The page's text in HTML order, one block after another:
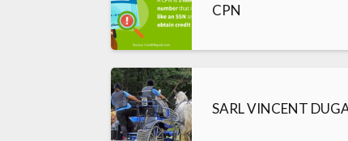
CPN
SARL VINCENT